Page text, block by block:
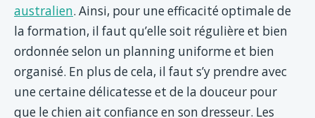
australien. Ainsi, pour une efficacité optimale de
la formation, il faut qu’elle soit régulière et bien
ordonnée selon un planning uniforme et bien
organisé. En plus de cela, il faut s’y prendre avec
une certaine délicatesse et de la douceur pour
que le chien ait confiance en son dresseur. Les